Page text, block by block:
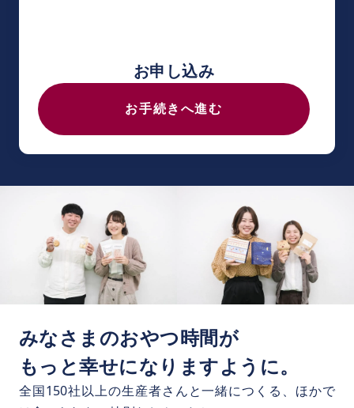
お申し込み
お手続きへ進む
みなさまのおやつ時間が
もっと幸せになりますように。
全国150社以上の生産者さんと一緒につくる、ほかで